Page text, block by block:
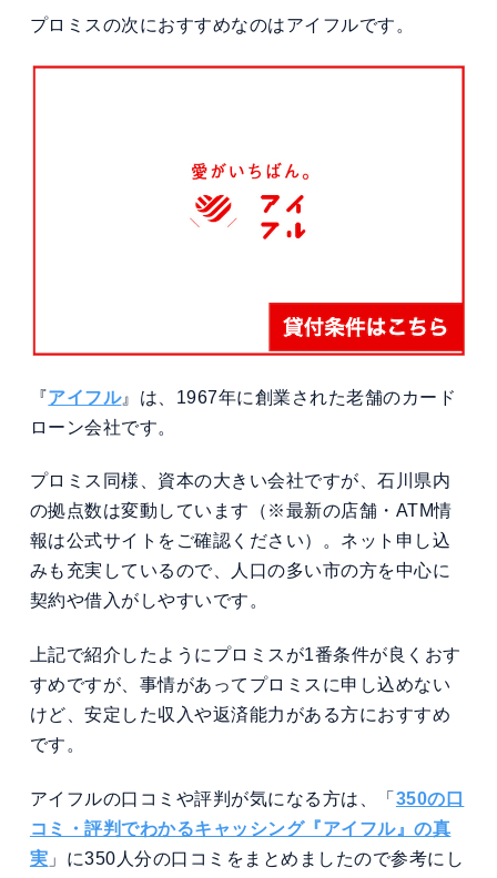
プロミスの次におすすめなのはアイフルです。
『アイフル』は、1967年に創業された老舗のカード
ローン会社です。
プロミス同様、資本の大きい会社ですが、石川県内
の拠点数は変動しています（※最新の店舗・ATM情
報は公式サイトをご確認ください）。ネット申し込
みも充実しているので、人口の多い市の方を中心に
契約や借入がしやすいです。
上記で紹介したようにプロミスが1番条件が良くおす
すめですが、事情があってプロミスに申し込めない
けど、安定した収入や返済能力がある方におすすめ
です。
アイフルの口コミや評判が気になる方は、「 350の口
コミ・評判でわかるキャッシング『アイフル』の真
実 」に350人分の口コミをまとめましたので参考にし